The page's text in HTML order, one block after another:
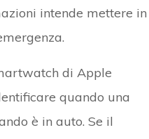
intende mettere in
di Apple
quando una
è in auto. Se il